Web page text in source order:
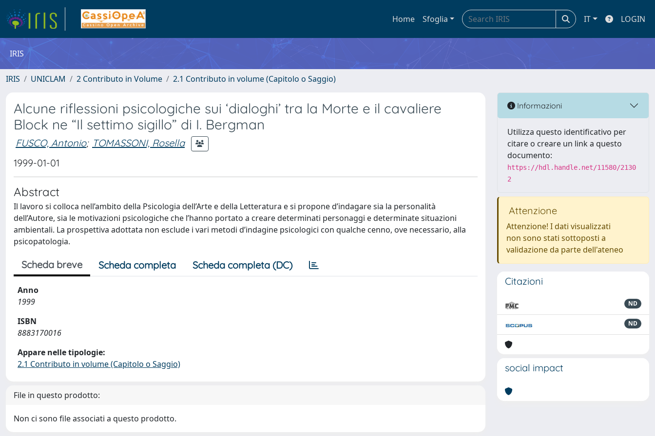
Home Sfoglia IT LOGIN
IRIS
IRIS UNICLAM 2 Contributo in Volume 2.1 Contributo in volume (Capitolo o Saggio)
Alcune riflessioni psicologiche sui ‘dialoghi’ tra la Morte e il cavaliere
Block ne “Il settimo sigillo” di I. Bergman
FUSCO, Antonio; TOMASSONI, Rosella
1999-01-01
Abstract
Il lavoro si colloca nell’ambito della Psicologia dell’Arte e della Letteratura e si propone d’indagare sia la personalità
dell’Autore, sia le motivazioni psicologiche che l’hanno portato a creare determinati personaggi e determinate situazioni
ambientali. La prospettiva adottata non esclude i vari metodi d’indagine psicologici con qualche cenno, ove necessario, alla
psicopatologia.
Scheda breve Scheda completa Scheda completa (DC)
Anno
1999
ISBN
8883170016
Appare nelle tipologie:
2.1 Contributo in volume (Capitolo o Saggio)
File in questo prodotto:
Non ci sono file associati a questo prodotto.
Informazioni
Utilizza questo identificativo per
citare o creare un link a questo
documento:
https://hdl.handle.net/11580/2130
2
Attenzione
Attenzione! I dati visualizzati
non sono stati sottoposti a
validazione da parte dell'ateneo
Citazioni
ND
ND
social impact